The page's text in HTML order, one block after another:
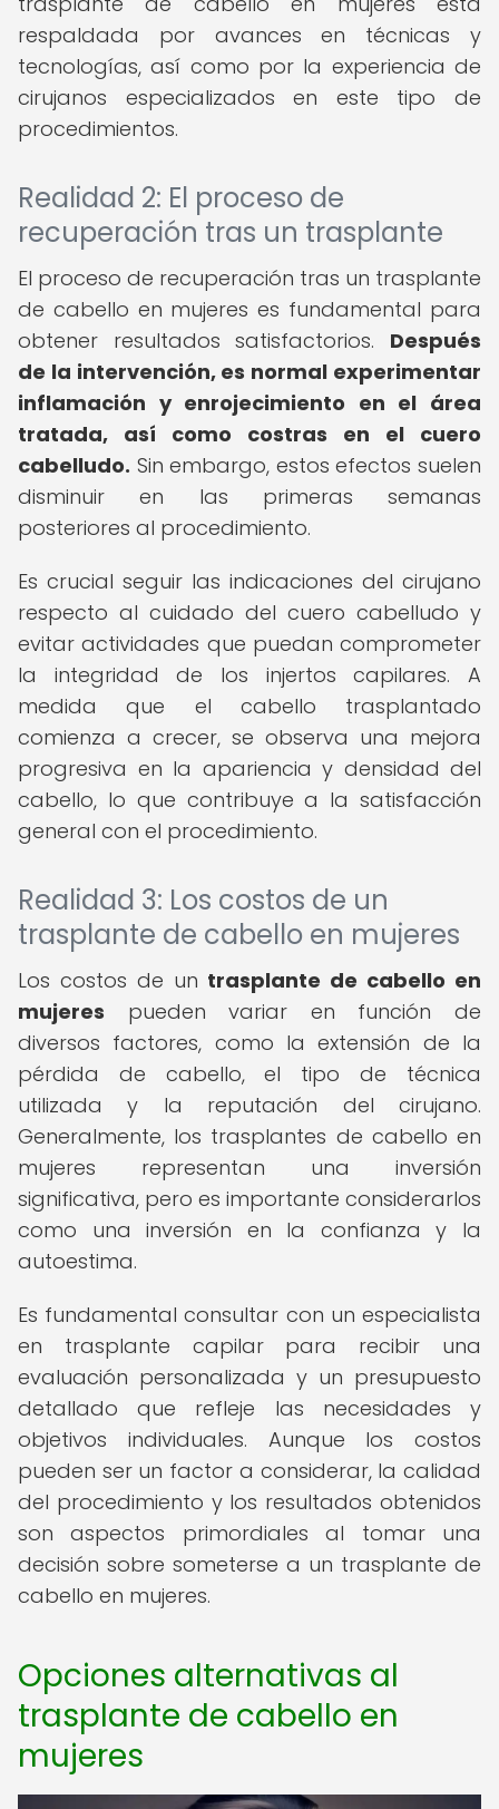
respaldada por avances en técnicas y
tecnologías, así como por la experiencia de
cirujanos especializados en este tipo de
procedimientos.
Realidad 2: El proceso de
recuperación tras un trasplante
El proceso de recuperación tras un trasplante
de cabello en mujeres es fundamental para
obtener resultados satisfactorios. Después
de la intervención, es normal experimentar
inflamación y enrojecimiento en el área
tratada, así como costras en el cuero
cabelludo. Sin embargo, estos efectos suelen
disminuir en las primeras semanas
posteriores al procedimiento.
Es crucial seguir las indicaciones del cirujano
respecto al cuidado del cuero cabelludo y
evitar actividades que puedan comprometer
la integridad de los injertos capilares. A
medida que el cabello trasplantado
comienza a crecer, se observa una mejora
progresiva en la apariencia y densidad del
cabello, lo que contribuye a la satisfacción
general con el procedimiento.
Realidad 3: Los costos de un
trasplante de cabello en mujeres
Los costos de un trasplante de cabello en
mujeres pueden variar en función de
diversos factores, como la extensión de la
pérdida de cabello, el tipo de técnica
utilizada y la reputación del cirujano.
Generalmente, los trasplantes de cabello en
mujeres representan una inversión
significativa, pero es importante considerarlos
como una inversión en la confianza y la
autoestima.
Es fundamental consultar con un especialista
en trasplante capilar para recibir una
evaluación personalizada y un presupuesto
detallado que refleje las necesidades y
objetivos individuales. Aunque los costos
pueden ser un factor a considerar, la calidad
del procedimiento y los resultados obtenidos
son aspectos primordiales al tomar una
decisión sobre someterse a un trasplante de
cabello en mujeres.
Opciones alternativas al
trasplante de cabello en
mujeres